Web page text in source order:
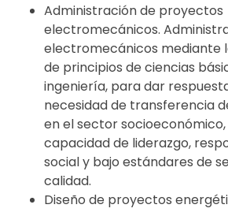
Administración de proyectos
electromecánicos.
electromecánicos mediante
de principios de ciencias
ingeniería, para dar
necesidad de transferencia
en el sector
capacidad de liderazgo,
social y bajo estándares de
calidad.
Diseño de proyectos